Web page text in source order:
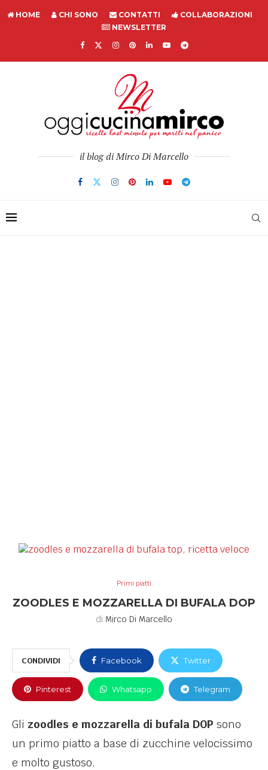
HOME CHI SONO CONTATTI
COLLABORAZIONI
NEWSLETTER
il blog di Mirco Di Marcello
Primi piatti
ZOODLES E MOZZARELLA DI BUFALA DOP
di Mirco Di Marcello
CONDIVIDI Facebook Twitter
Pinterest Whatsapp Telegram
Gli zoodles e mozzarella di bufala DOP sono
un primo piatto a base di zucchine velocissimo
e molto gustoso.